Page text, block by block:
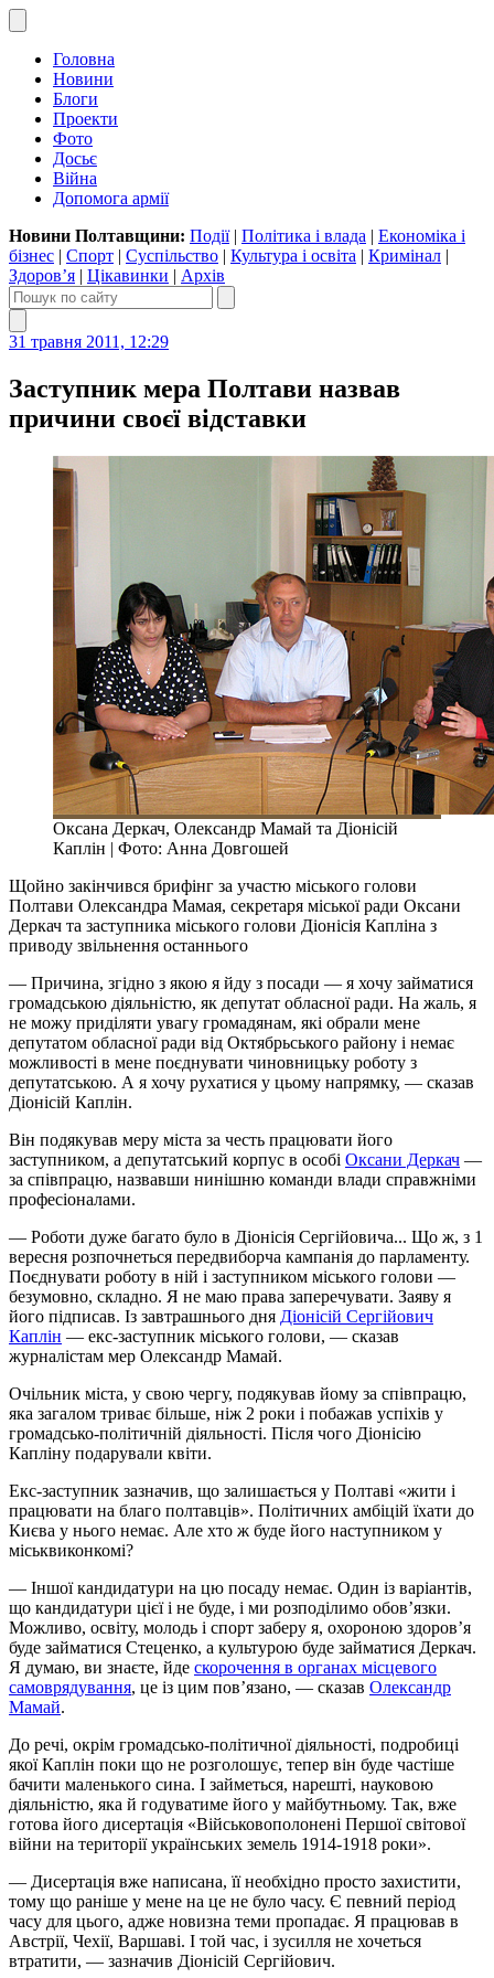
Головна
Новини
Блоги
Проекти
Фото
Досьє
Війна
Допомога армії
Новини Полтавщини: Події| Політика і влада | Економіка і
бізнес | Спорт | Суспільство | Культура і освіта | Кримінал |
Здоров’я | Цікавинки | Архів
31 травня 2011, 12:29
Заступник мера Полтави назвав
причини своєї відставки
Оксана Деркач, Олександр Мамай та Діонісій
Каплін | Фото: Анна Довгошей
Щойно закінчився брифінг за участю міського голови
Полтави Олександра Мамая, секретаря міської ради Оксани
Деркач та заступника міського голови Діонісія Капліна з
приводу звільнення останнього
— Причина, згідно з якою я йду з посади — я хочу займатися
громадською діяльністю, як депутат обласної ради. На жаль, я
не можу приділяти увагу громадянам, які обрали мене
депутатом обласної ради від Октябрьського району і немає
можливості в мене поєднувати чиновницьку роботу з
депутатською. А я хочу рухатися у цьому напрямку, — сказав
Діонісій Каплін.
Він подякував меру міста за честь працювати його
заступником, а депутатський корпус в особі Оксани Деркач —
за співпрацю, назвавши нинішню команди влади справжніми
професіоналами.
— Роботи дуже багато було в Діонісія Сергійовича... Що ж, з 1
вересня розпочнеться передвиборча кампанія до парламенту.
Поєднувати роботу в ній і заступником міського голови —
безумовно, складно. Я не маю права заперечувати. Заяву я
його підписав. Із завтрашнього дня Діонісій Сергійович
Каплін — екс-заступник міського голови, — сказав
журналістам мер Олександр Мамай.
Очільник міста, у свою чергу, подякував йому за співпрацю,
яка загалом триває більше, ніж 2 роки і побажав успіхів у
громадсько-політичній діяльності. Після чого Діонісію
Капліну подарували квіти.
Екс-заступник зазначив, що залишається у Полтаві «жити і
працювати на благо полтавців». Політичних амбіцій їхати до
Києва у нього немає. Але хто ж буде його наступником у
міськвиконкомі?
— Іншої кандидатури на цю посаду немає. Один із варіантів,
що кандидатури цієї і не буде, і ми розподілимо обов’язки.
Можливо, освіту, молодь і спорт заберу я, охороною здоров’я
буде займатися Стеценко, а культурою буде займатися Деркач.
Я думаю, ви знаєте, йде скорочення в органах місцевого
самоврядування, це із цим пов’язано, — сказав Олександр
Мамай.
До речі, окрім громадсько-політичної діяльності, подробиці
якої Каплін поки що не розголошує, тепер він буде частіше
бачити маленького сина. І займеться, нарешті, науковою
діяльністю, яка й годуватиме його у майбутньому. Так, вже
готова його дисертація «Військовополонені Першої світової
війни на території українських земель 1914-1918 роки».
— Дисертація вже написана, її необхідно просто захистити,
тому що раніше у мене на це не було часу. Є певний період
часу для цього, адже новизна теми пропадає. Я працював в
Австрії, Чехії, Варшаві. І той час, і зусилля не хочеться
втратити, — зазначив Діонісій Сергійович.